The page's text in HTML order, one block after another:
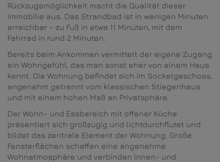
Rückzugsmöglichkeit macht die Qualität dieser
Immobilie aus. Das Strandbad ist in wenigen Minuten
erreichbar – zu Fuß in etwa 11 Minuten, mit dem
Fahrrad in rund 2 Minuten.
Bereits beim Ankommen vermittelt der eigene Zugang
ein Wohngefühl, das man sonst eher von einem Haus
kennt. Die Wohnung befindet sich im Sockelgeschoss,
angenehm getrennt vom klassischen Stiegenhaus
und mit einem hohen Maß an Privatsphäre.
Der Wohn- und Essbereich mit offener Küche
präsentiert sich großzügig und lichtdurchflutet und
bildet das zentrale Element der Wohnung. Große
Fensterflächen schaffen eine angenehme
Wohnatmosphäre und verbinden Innen- und